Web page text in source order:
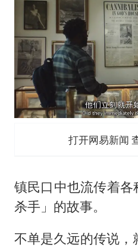
打开网易新闻
镇民口中也流传着
杀手」的故事。
不单是久远的传说，